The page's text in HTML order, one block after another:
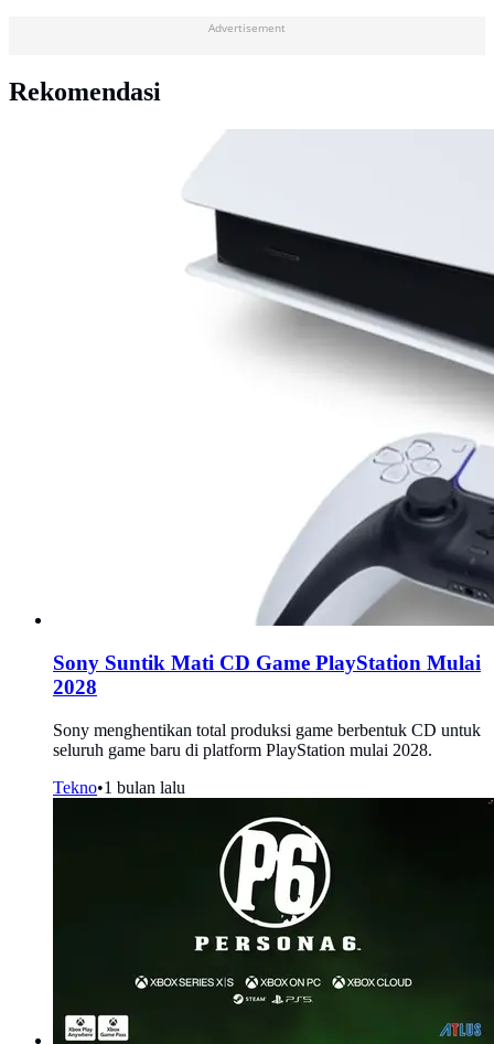
Advertisement
Rekomendasi
Sony Suntik Mati CD Game PlayStation Mulai
2028
Sony menghentikan total produksi game berbentuk CD untuk
seluruh game baru di platform PlayStation mulai 2028.
Tekno•1 bulan lalu